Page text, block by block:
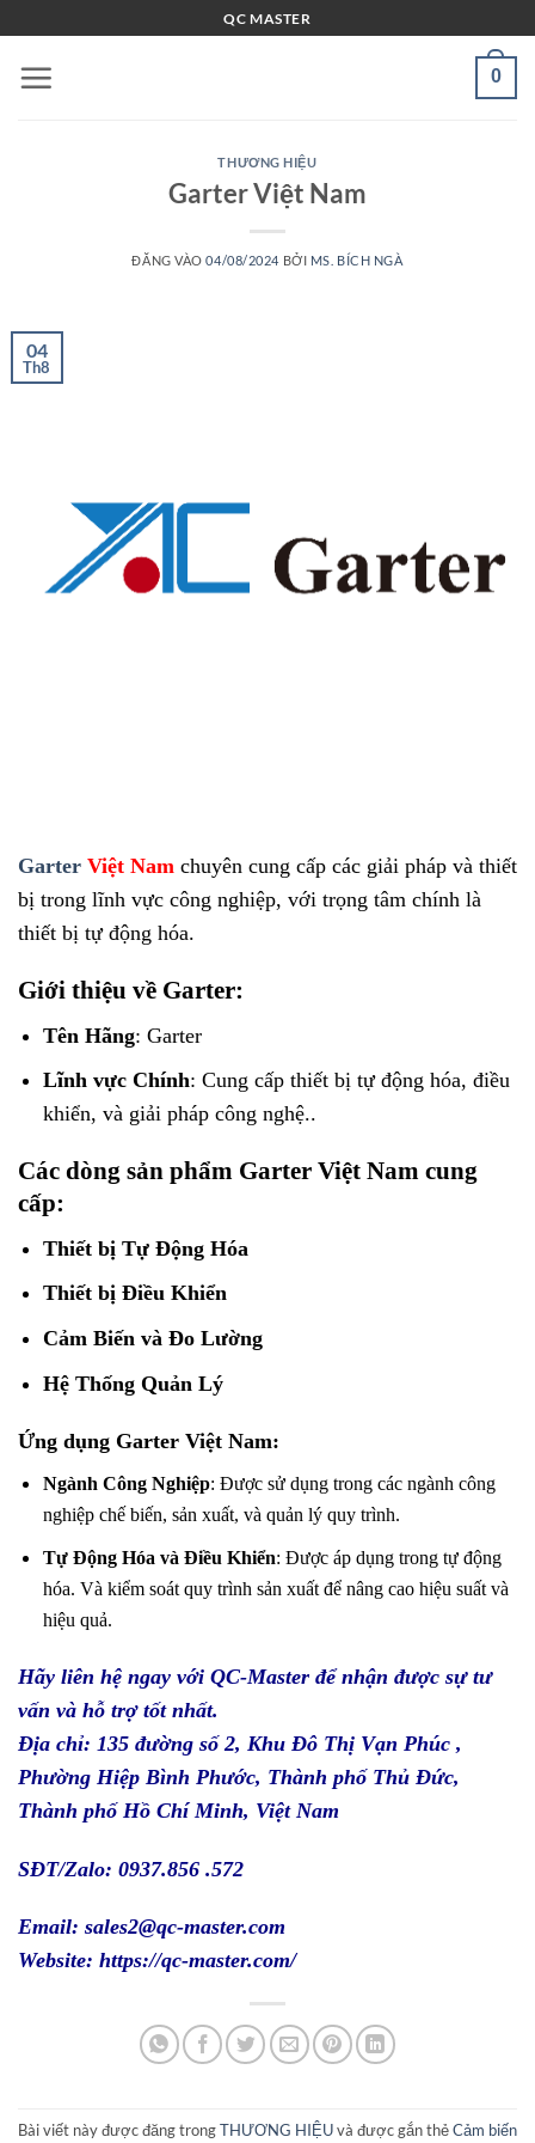
qua
nội
QC MASTER
0
THƯƠNG HIỆU
Garter Việt Nam
ĐĂNG VÀO04/08/2024 BỞI MS. BÍCH NGÀ
04
Th8
Garter Việt Nam chuyên cung cấp các giải pháp và thiết
bị trong lĩnh vực công nghiệp, với trọng tâm chính là
thiết bị tự động hóa.
Giới thiệu về Garter:
Tên Hãng: Garter
Lĩnh vực Chính: Cung cấp thiết bị tự động hóa, điều
khiển, và giải pháp công nghệ..
Các dòng sản phẩm Garter Việt Nam cung
cấp:
Thiết bị Tự Động Hóa
Thiết bị Điều Khiển
Cảm Biến và Đo Lường
Hệ Thống Quản Lý
Ứng dụng Garter Việt Nam:
Ngành Công Nghiệp: Được sử dụng trong các ngành công
nghiệp chế biến, sản xuất, và quản lý quy trình.
Tự Động Hóa và Điều Khiển: Được áp dụng trong tự động
hóa. Và kiểm soát quy trình sản xuất để nâng cao hiệu suất và
hiệu quả.
Hãy liên hệ ngay với QC-Master để nhận được sự tư
vấn và hỗ trợ tốt nhất.
Địa chỉ: 135 đường số 2, Khu Đô Thị Vạn Phúc ,
Phường Hiệp Bình Phước, Thành phố Thủ Đức,
Thành phố Hồ Chí Minh, Việt Nam
SĐT/Zalo: 0937.856 .572
Email: sales2@qc-master.com
Website: https://qc-master.com/
Bài viết này được đăng trongTHƯƠNG HIỆUvà được gắn thẻCảm biến